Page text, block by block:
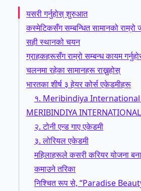
यसरी गर्नुहोस् शुरुआत
कस्मेटिकसँग सम्बन्धित सामानको राम्रो
सही स्थानको चयन
ग्राहकहरूसँग राम्रो सम्बन्ध कायम
चलनमा रहेका सामानहरू राख्नुहोस्
भारतका शीर्ष ३ हेयर कोर्स एकेडमीहरू
१. Meribindiya
MERIBINDIYA
२. टोनी एन्ड गाए एकेडमी
३. लोरियल एकेडमी
महिलाहरूले कसरी करियर योजना
कमाउने तरिका
निश्चित रूप से, “Paradise